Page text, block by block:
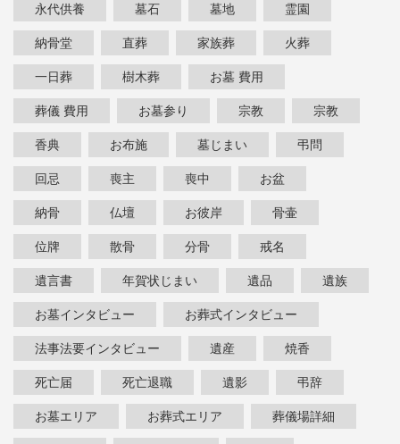
永代供養 墓石 墓地 霊園
納骨堂 直葬 家族葬 火葬
一日葬 樹木葬 お墓 費用
葬儀 費用 お墓参り 宗教 宗教
香典 お布施 墓じまい 弔問
回忌 喪主 喪中 お盆
納骨 仏壇 お彼岸 骨壷
位牌 散骨 分骨 戒名
遺言書 年賀状じまい 遺品 遺族
お墓インタビュー お葬式インタビュー
法事法要インタビュー 遺産 焼香
死亡届 死亡退職 遺影 弔辞
お墓エリア お葬式エリア 葬儀場詳細